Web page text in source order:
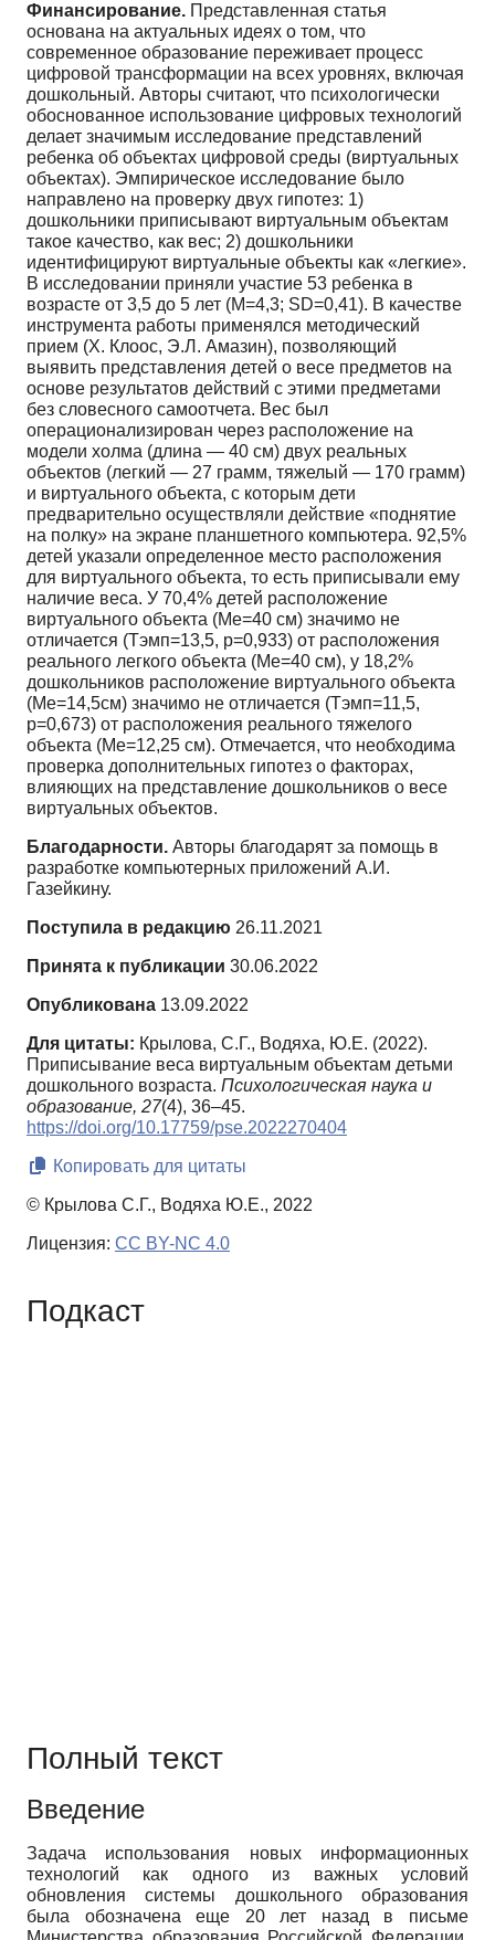
Финансирование. Представленная статья
основана на актуальных идеях о том, что
современное образование переживает процесс
цифровой трансформации на всех уровнях, включая
дошкольный. Авторы считают, что психологически
обоснованное использование цифровых технологий
делает значимым исследование представлений
ребенка об объектах цифровой среды (виртуальных
объектах). Эмпирическое исследование было
направлено на проверку двух гипотез: 1)
дошкольники приписывают виртуальным объектам
такое качество, как вес; 2) дошкольники
идентифицируют виртуальные объекты как «легкие».
В исследовании приняли участие 53 ребенка в
возрасте от 3,5 до 5 лет (M=4,3; SD=0,41). В качестве
инструмента работы применялся методический
прием (Х. Клоос, Э.Л. Амазин), позволяющий
выявить представления детей о весе предметов на
основе результатов действий с этими предметами
без словесного самоотчета. Вес был
операционализирован через расположение на
модели холма (длина — 40 см) двух реальных
объектов (легкий — 27 грамм, тяжелый — 170 грамм)
и виртуального объекта, с которым дети
предварительно осуществляли действие «поднятие
на полку» на экране планшетного компьютера. 92,5%
детей указали определенное место расположения
для виртуального объекта, то есть приписывали ему
наличие веса. У 70,4% детей расположение
виртуального объекта (Ме=40 см) значимо не
отличается (Tэмп=13,5, р=0,933) от расположения
реального легкого объекта (Ме=40 см), у 18,2%
дошкольников расположение виртуального объекта
(Ме=14,5см) значимо не отличается (Tэмп=11,5,
р=0,673) от расположения реального тяжелого
объекта (Ме=12,25 см). Отмечается, что необходима
проверка дополнительных гипотез о факторах,
влияющих на представление дошкольников о весе
виртуальных объектов.
Благодарности. Авторы благодарят за помощь в
разработке компьютерных приложений А.И.
Газейкину.
Поступила в редакцию 26.11.2021
Принята к публикации 30.06.2022
Опубликована 13.09.2022
Для цитаты: Крылова, С.Г., Водяха, Ю.Е. (2022).
Приписывание веса виртуальным объектам детьми
дошкольного возраста. Психологическая наука и
образование, 27(4), 36–45.
https://doi.org/10.17759/pse.2022270404
Копировать для цитаты
© Крылова С.Г., Водяха Ю.Е., 2022
Лицензия: CC BY-NC 4.0
Подкаст
Полный текст
Введение
Задача использования новых информационных
технологий как одного из важных условий
обновления системы дошкольного образования
была обозначена еще 20 лет назад в письме